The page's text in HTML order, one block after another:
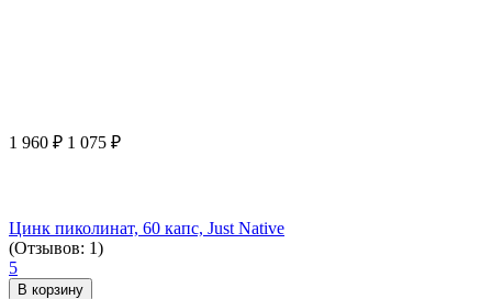
1 960 ₽ 1 075 ₽
Цинк пиколинат, 60 капс, Just Native
(Отзывов: 1)
5
В корзину